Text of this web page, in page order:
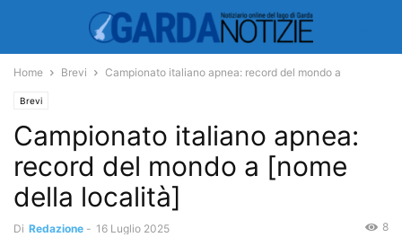
Home Brevi Campionato italiano apnea: record del mondo a
Brevi
Campionato italiano apnea:
record del mondo a [nome
della località]
Di Redazione - 16 Luglio 2025 8